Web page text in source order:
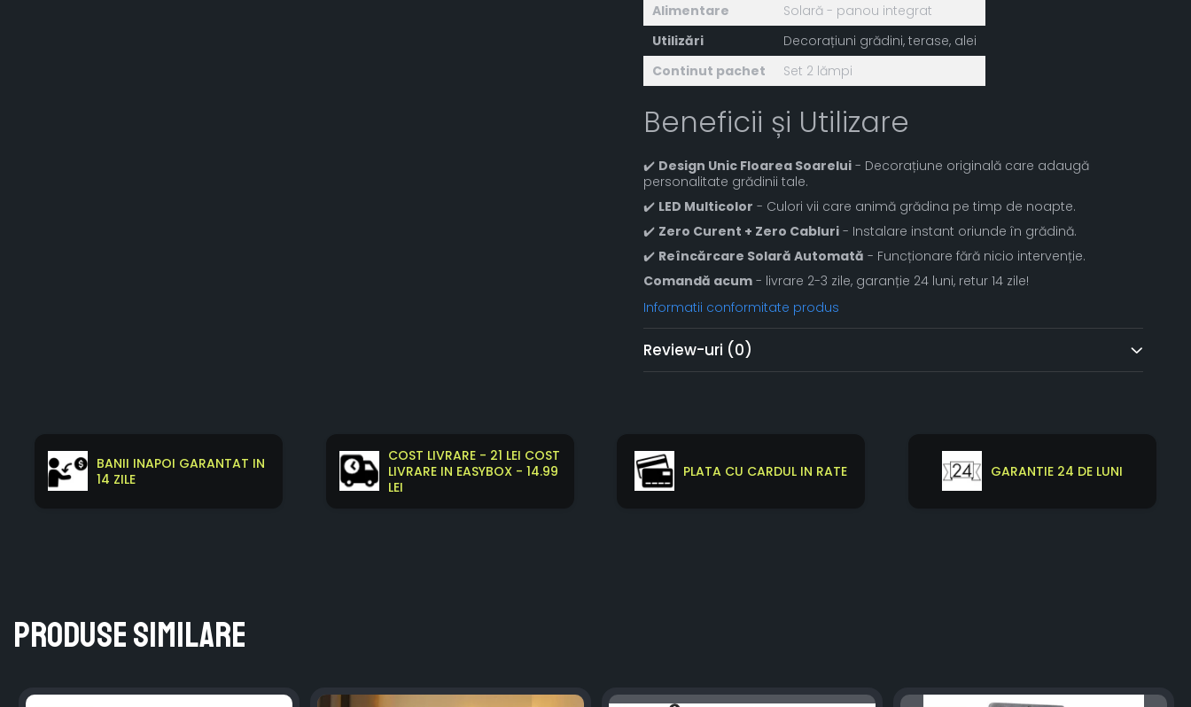
Alimentare
Solară - panou integrat
Utilizări
Decorațiuni grădini, terase, alei
Continut pachet
Set 2 lămpi
Beneficii și Utilizare
✔️ Design Unic Floarea Soarelui- Decorațiune originală care adaugă
personalitate grădinii tale.
✔️ LED Multicolor - Culori vii care animă grădina pe timp de noapte.
✔️ Zero Curent + Zero Cabluri- Instalare instant oriunde în grădină.
✔️ Reîncărcare Solară Automată - Funcționare fără nicio intervenție.
Comandă acum- livrare 2-3 zile, garanție 24 luni, retur 14 zile!
Informatii conformitate produs
Review-uri (0)
BANII INAPOI GARANTAT IN
14 ZILE
COST LIVRARE - 21 LEI COST
LIVRARE IN EASYBOX - 14.99
LEI
PLATA CU CARDUL IN RATE GARANTIE 24 DE LUNI
Produse similare